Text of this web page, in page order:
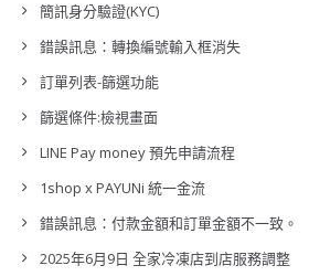
簡訊身分驗證(KYC)
錯誤訊息：轉換編號輸入框消失
訂單列表-篩選功能
篩選條件:檢視畫面
LINE Pay money 預先申請流程
1shop x PAYUNi 統一金流
錯誤訊息：付款金額和訂單金額不一致。
2025年6月9日 全家冷凍店到店服務調整